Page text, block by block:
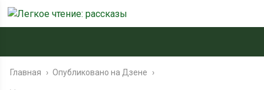
Главная › Опубликовано на Дзене ›